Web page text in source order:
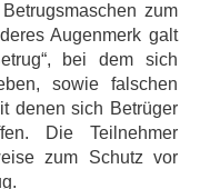
zum
Augenmerk galt
bei dem sich
sowie falschen
denen sich Betrüger
Die Teilnehmer
zum Schutz vor